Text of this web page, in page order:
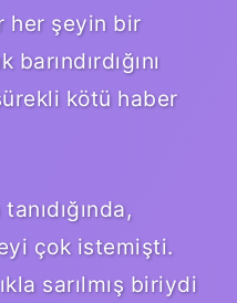
her şeyin bir
kötü haber
çok istemişti.
sarılmış biriydi